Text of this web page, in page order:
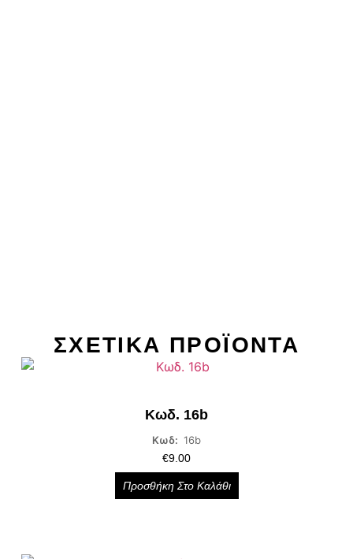
ΣΧΕΤΙΚΑ ΠΡΟΪΌΝΤΑ
Κωδ. 16b
Κωδ: 16b
€9.00
Προσθήκη Στο Καλάθι